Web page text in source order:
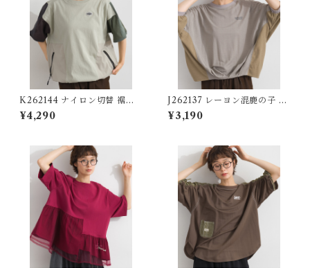
K262144 ナイロン切替 裾ド
ロストプルオーバー / Nylon-
Panel Drawstring-Hem Pul
¥4,290
J262137 レーヨン混鹿の子 異
素材切替コクーンプルオーバ
ー / Rayon-Blend Piqué Mi
¥3,190